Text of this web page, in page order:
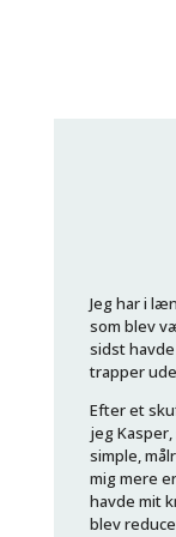
Jeg har i
som blev
sidst
trapper
Efter et
jeg
simple,
mig mere
havde mit
blev